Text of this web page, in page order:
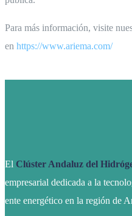
Para más información, visite
en https://www.ariema.com/
El Clúster Andaluz del
empresarial dedicada a la
ente energético en la región de